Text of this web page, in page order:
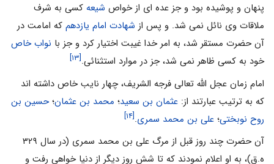
پنهان و پوشیده بود و جز عده‏ اى از خواص شیعه کسى به شرف
ملاقات وى نائل نمى ‏شد. و پس از شهادت امام یازدهم که امامت در
آن حضرت مستقر شد، به امر خدا غیبت اختیار کرد و جز با نواب خاص
خود به کسى ظاهر نمى ‏شد، جز در موارد استثنائى‏.[۱۳]
امام زمان عجل الله تعالی فرجه الشریف، چهار نایب خاص داشته اند
که به ترتیب عبارتند از: عثمان بن سعید؛ محمد بن عثمان؛حسین بن
روح نوبختی؛ علی ‌بن محمد سمری.[۱۴]
آن حضرت چند روز قبل از مرگ على بن محمد سمرى (در سال ۳۲۹
ه.ق)، به او اعلام نمودند که تا شش روز دیگر از دنیا خواهی رفت و